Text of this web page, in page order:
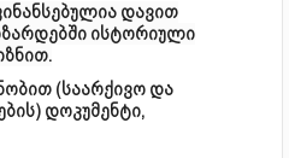
დავით
ისტორიული
(საარქივო და
დოკუმენტი,